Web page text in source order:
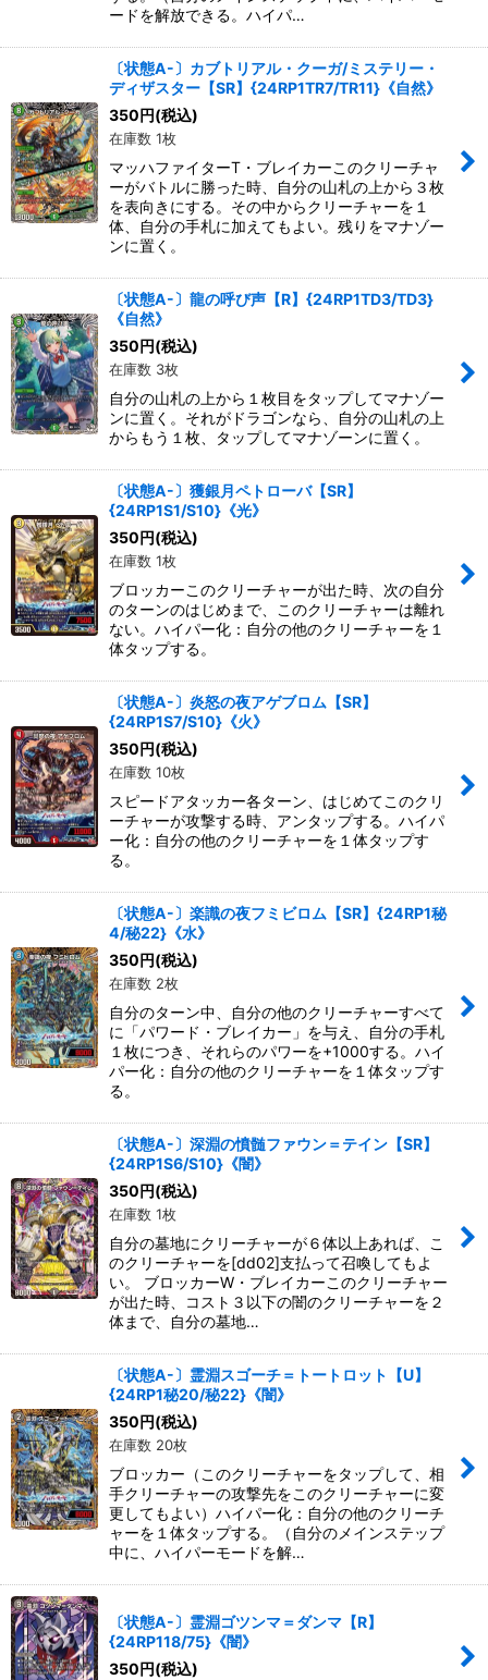
ードを解放できる。ハイパ…
〔状態A-〕カブトリアル・クーガ/ミステリー・
ディザスター【SR】{24RP1TR7/TR11}《自然》
350円(税込)
在庫数 1枚
マッハファイターT・ブレイカーこのクリーチャ
ーがバトルに勝った時、自分の山札の上から３枚
を表向きにする。その中からクリーチャーを１
体、自分の手札に加えてもよい。残りをマナゾー
ンに置く。
〔状態A-〕龍の呼び声【R】{24RP1TD3/TD3}
《自然》
350円(税込)
在庫数 3枚
自分の山札の上から１枚目をタップしてマナゾー
ンに置く。それがドラゴンなら、自分の山札の上
からもう１枚、タップしてマナゾーンに置く。
〔状態A-〕獲銀月ペトローバ【SR】
{24RP1S1/S10}《光》
350円(税込)
在庫数 1枚
ブロッカーこのクリーチャーが出た時、次の自分
のターンのはじめまで、このクリーチャーは離れ
ない。ハイパー化：自分の他のクリーチャーを１
体タップする。
〔状態A-〕炎怒の夜アゲブロム【SR】
{24RP1S7/S10}《火》
350円(税込)
在庫数 10枚
スピードアタッカー各ターン、はじめてこのクリ
ーチャーが攻撃する時、アンタップする。ハイパ
ー化：自分の他のクリーチャーを１体タップす
る。
〔状態A-〕楽識の夜フミビロム【SR】{24RP1秘
4/秘22}《水》
350円(税込)
在庫数 2枚
自分のターン中、自分の他のクリーチャーすべて
に「パワード・ブレイカー」を与え、自分の手札
１枚につき、それらのパワーを+1000する。ハイ
パー化：自分の他のクリーチャーを１体タップす
る。
〔状態A-〕深淵の憤髄ファウン＝テイン【SR】
{24RP1S6/S10}《闇》
350円(税込)
在庫数 1枚
自分の墓地にクリーチャーが６体以上あれば、こ
のクリーチャーを[dd02]支払って召喚してもよ
い。 ブロッカーW・ブレイカーこのクリーチャー
が出た時、コスト３以下の闇のクリーチャーを２
体まで、自分の墓地…
〔状態A-〕霊淵スゴーチ＝トートロット【U】
{24RP1秘20/秘22}《闇》
350円(税込)
在庫数 20枚
ブロッカー（このクリーチャーをタップして、相
手クリーチャーの攻撃先をこのクリーチャーに変
更してもよい）ハイパー化：自分の他のクリーチ
ャーを１体タップする。（自分のメインステップ
中に、ハイパーモードを解…
〔状態A-〕霊淵ゴツンマ＝ダンマ【R】
{24RP118/75}《闇》
350円(税込)